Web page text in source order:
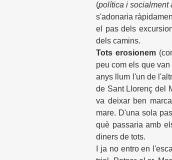
(política i socialment
s'adonaria
el pas dels
dels camins.
Tots erosionem
peu com els que
anys llum l'un de
de Sant Llorenç del
va deixar ben
mare. D'una sola
què passaria amb
diners de tots.
I ja no entro en